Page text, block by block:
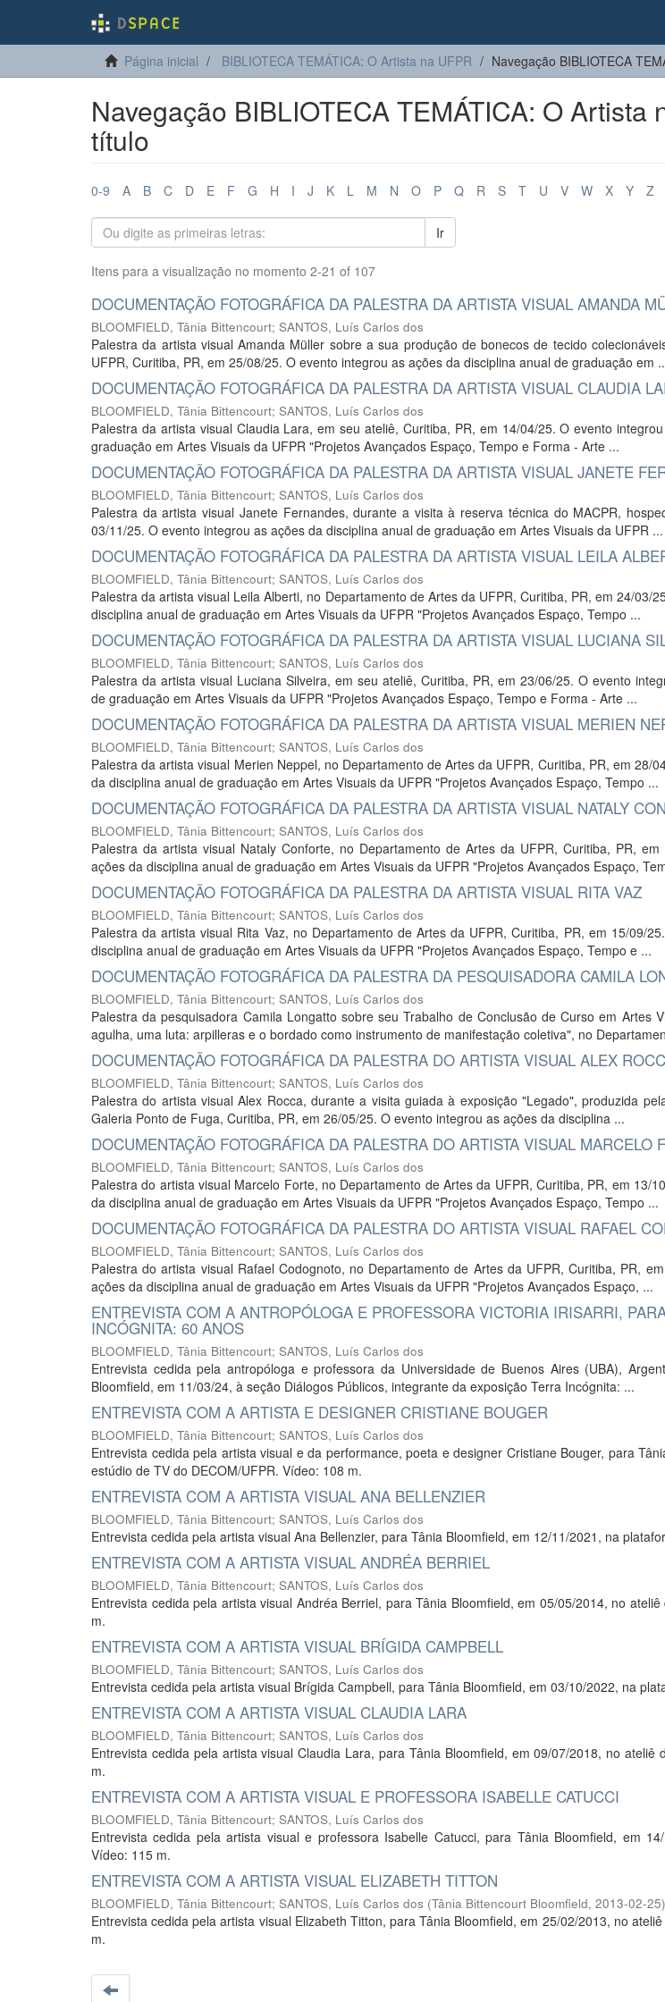
Página inicial BIBLIOTECA TEMÁTICA: O Artista na UFPR Navegação BIBLIOTECA
Navegação BIBLIOTECA TEMÁTICA: O Artista
título
0-9 A B C D E F G H I J K L M N O P Q R S T U V W X Y Z
Ir
Itens para a visualização no momento 2-21 of 107
DOCUMENTAÇÃO FOTOGRÁFICA DA PALESTRA DA ARTISTA VISUAL AMANDA
BLOOMFIELD, Tânia Bittencourt; SANTOS, Luís Carlos dos
Palestra da artista visual Amanda Müller sobre a sua produção de bonecos de tecido
UFPR, Curitiba, PR, em 25/08/25. O evento integrou as ações da disciplina anual de graduação em
DOCUMENTAÇÃO FOTOGRÁFICA DA PALESTRA DA ARTISTA VISUAL CLAUDIA
BLOOMFIELD, Tânia Bittencourt; SANTOS, Luís Carlos dos
Palestra da artista visual Claudia Lara, em seu ateliê, Curitiba, PR, em 14/04/25. O evento
graduação em Artes Visuais da UFPR "Projetos Avançados Espaço, Tempo e Forma - Arte ...
DOCUMENTAÇÃO FOTOGRÁFICA DA PALESTRA DA ARTISTA VISUAL JANETE
BLOOMFIELD, Tânia Bittencourt; SANTOS, Luís Carlos dos
Palestra da artista visual Janete Fernandes, durante a visita à reserva técnica do MACPR,
03/11/25. O evento integrou as ações da disciplina anual de graduação em Artes Visuais da UFPR ...
DOCUMENTAÇÃO FOTOGRÁFICA DA PALESTRA DA ARTISTA VISUAL LEILA
BLOOMFIELD, Tânia Bittencourt; SANTOS, Luís Carlos dos
Palestra da artista visual Leila Alberti, no Departamento de Artes da UFPR, Curitiba, PR, em 24/03/
disciplina anual de graduação em Artes Visuais da UFPR "Projetos Avançados Espaço, Tempo ...
DOCUMENTAÇÃO FOTOGRÁFICA DA PALESTRA DA ARTISTA VISUAL LUCIANA
BLOOMFIELD, Tânia Bittencourt; SANTOS, Luís Carlos dos
Palestra da artista visual Luciana Silveira, em seu ateliê, Curitiba, PR, em 23/06/25. O evento
de graduação em Artes Visuais da UFPR "Projetos Avançados Espaço, Tempo e Forma - Arte ...
DOCUMENTAÇÃO FOTOGRÁFICA DA PALESTRA DA ARTISTA VISUAL MERIEN
BLOOMFIELD, Tânia Bittencourt; SANTOS, Luís Carlos dos
Palestra da artista visual Merien Neppel, no Departamento de Artes da UFPR, Curitiba, PR, em 28/
da disciplina anual de graduação em Artes Visuais da UFPR "Projetos Avançados Espaço, Tempo ...
DOCUMENTAÇÃO FOTOGRÁFICA DA PALESTRA DA ARTISTA VISUAL NATALY
BLOOMFIELD, Tânia Bittencourt; SANTOS, Luís Carlos dos
Palestra da artista visual Nataly Conforte, no Departamento de Artes da UFPR, Curitiba, PR,
ações da disciplina anual de graduação em Artes Visuais da UFPR "Projetos Avançados Espaço,
DOCUMENTAÇÃO FOTOGRÁFICA DA PALESTRA DA ARTISTA VISUAL RITA VAZ
BLOOMFIELD, Tânia Bittencourt; SANTOS, Luís Carlos dos
Palestra da artista visual Rita Vaz, no Departamento de Artes da UFPR, Curitiba, PR, em 15/09/
disciplina anual de graduação em Artes Visuais da UFPR "Projetos Avançados Espaço, Tempo e ...
DOCUMENTAÇÃO FOTOGRÁFICA DA PALESTRA DA PESQUISADORA CAMILA
BLOOMFIELD, Tânia Bittencourt; SANTOS, Luís Carlos dos
Palestra da pesquisadora Camila Longatto sobre seu Trabalho de Conclusão de Curso em Artes
agulha, uma luta: arpilleras e o bordado como instrumento de manifestação coletiva", no
DOCUMENTAÇÃO FOTOGRÁFICA DA PALESTRA DO ARTISTA VISUAL ALEX
BLOOMFIELD, Tânia Bittencourt; SANTOS, Luís Carlos dos
Palestra do artista visual Alex Rocca, durante a visita guiada à exposição "Legado", produzida
Galeria Ponto de Fuga, Curitiba, PR, em 26/05/25. O evento integrou as ações da disciplina ...
DOCUMENTAÇÃO FOTOGRÁFICA DA PALESTRA DO ARTISTA VISUAL MARCELO
BLOOMFIELD, Tânia Bittencourt; SANTOS, Luís Carlos dos
Palestra do artista visual Marcelo Forte, no Departamento de Artes da UFPR, Curitiba, PR, em 13/
da disciplina anual de graduação em Artes Visuais da UFPR "Projetos Avançados Espaço, Tempo ...
DOCUMENTAÇÃO FOTOGRÁFICA DA PALESTRA DO ARTISTA VISUAL RAFAEL
BLOOMFIELD, Tânia Bittencourt; SANTOS, Luís Carlos dos
Palestra do artista visual Rafael Codognoto, no Departamento de Artes da UFPR, Curitiba, PR,
ações da disciplina anual de graduação em Artes Visuais da UFPR "Projetos Avançados Espaço, ...
ENTREVISTA COM A ANTROPÓLOGA E PROFESSORA VICTORIA IRISARRI,
INCÓGNITA: 60 ANOS
BLOOMFIELD, Tânia Bittencourt; SANTOS, Luís Carlos dos
Entrevista cedida pela antropóloga e professora da Universidade de Buenos Aires (UBA),
Bloomfield, em 11/03/24, à seção Diálogos Públicos, integrante da exposição Terra Incógnita: ...
ENTREVISTA COM A ARTISTA E DESIGNER CRISTIANE BOUGER
BLOOMFIELD, Tânia Bittencourt; SANTOS, Luís Carlos dos
Entrevista cedida pela artista visual e da performance, poeta e designer Cristiane Bouger, para
estúdio de TV do DECOM/UFPR. Vídeo: 108 m.
ENTREVISTA COM A ARTISTA VISUAL ANA BELLENZIER
BLOOMFIELD, Tânia Bittencourt; SANTOS, Luís Carlos dos
Entrevista cedida pela artista visual Ana Bellenzier, para Tânia Bloomfield, em 12/11/2021, na
ENTREVISTA COM A ARTISTA VISUAL ANDRÉA BERRIEL
BLOOMFIELD, Tânia Bittencourt; SANTOS, Luís Carlos dos
Entrevista cedida pela artista visual Andréa Berriel, para Tânia Bloomfield, em 05/05/2014, no
m.
ENTREVISTA COM A ARTISTA VISUAL BRÍGIDA CAMPBELL
BLOOMFIELD, Tânia Bittencourt; SANTOS, Luís Carlos dos
Entrevista cedida pela artista visual Brígida Campbell, para Tânia Bloomfield, em 03/10/2022, na
ENTREVISTA COM A ARTISTA VISUAL CLAUDIA LARA
BLOOMFIELD, Tânia Bittencourt; SANTOS, Luís Carlos dos
Entrevista cedida pela artista visual Claudia Lara, para Tânia Bloomfield, em 09/07/2018, no ateliê
m.
ENTREVISTA COM A ARTISTA VISUAL E PROFESSORA ISABELLE CATUCCI
BLOOMFIELD, Tânia Bittencourt; SANTOS, Luís Carlos dos
Entrevista cedida pela artista visual e professora Isabelle Catucci, para Tânia Bloomfield, em
Vídeo: 115 m.
ENTREVISTA COM A ARTISTA VISUAL ELIZABETH TITTON
BLOOMFIELD, Tânia Bittencourt; SANTOS, Luís Carlos dos (Tânia Bittencourt Bloomfield, 2013-02-25)
Entrevista cedida pela artista visual Elizabeth Titton, para Tânia Bloomfield, em 25/02/2013, no
m.